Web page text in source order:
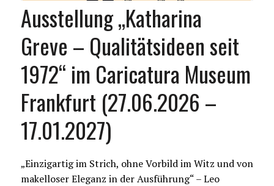
Ausstellung „Katharina
Greve – Qualitätsideen seit
1972“ im Caricatura Museum
Frankfurt (27.06.2026 –
17.01.2027)
„Einzigartig im Strich, ohne Vorbild im Witz und von
makelloser Eleganz in der Ausführung“ – Leo